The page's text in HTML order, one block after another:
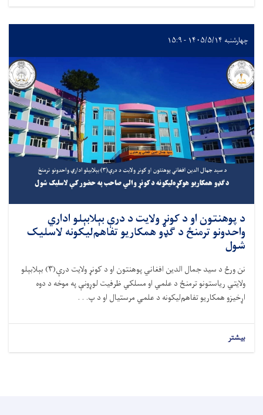
چهارشنبه ۱۴۰۵/۵/۱۴ - ۱۵:۹
د پوهنتون او د کونړ ولايت د درې بېلابېلو اداري
واحدونو ترمنځ د گډو همکاريو تفاهم‌ليکونه لاسليک
شول
نن ورځ د سيد جمال الدين افغاني پوهنتون او د کونړ ولايت درې(۳)
بېلابېلو
ولايتي رياستونو ترمنځ د علمي او مسلکي ظرفيت لوړونې په موخه د دوه
اړخيزو همکاريوتفاهم‌ليکونه د علمي مرستيال او د پ. . .
بیشتر